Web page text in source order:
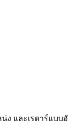
น่ง และเรดาร์แบ